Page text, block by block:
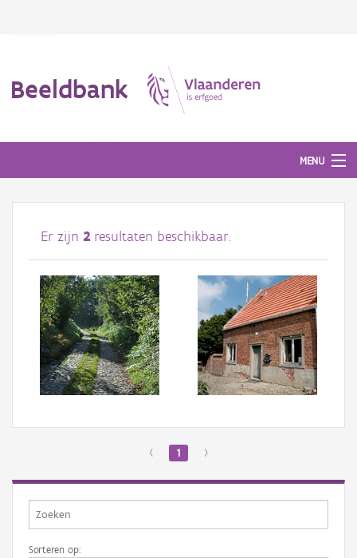
Beeldbank
MENU
Afbeeldingen
#BeeldIndeKijker
Hergebruik
Over ons
Aanmelden
Er zijn 2 resultaten beschikbaar.
‹ 1 ›
Sorteren op: